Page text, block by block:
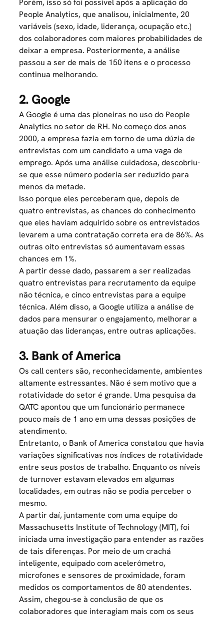
Porém, isso só foi possível após a aplicação do
People Analytics, que analisou, inicialmente, 20
variáveis (sexo, idade, liderança, ocupação etc.)
dos colaboradores com maiores probabilidades de
deixar a empresa. Posteriormente, a análise
passou a ser de mais de 150 itens e o processo
continua melhorando.
2. Google
A Google é uma das pioneiras no uso do People
Analytics no setor de RH. No começo dos anos
2000, a empresa fazia em torno de uma dúzia de
entrevistas com um candidato a uma vaga de
emprego. Após uma análise cuidadosa, descobriu-
se que esse número poderia ser reduzido para
menos da metade.
Isso porque eles perceberam que, depois de
quatro entrevistas, as chances do conhecimento
que eles haviam adquirido sobre os entrevistados
levarem a uma contratação correta era de 86%. As
outras oito entrevistas só aumentavam essas
chances em 1%.
A partir desse dado, passarem a ser realizadas
quatro entrevistas para recrutamentoda equipe
não técnica, e cinco entrevistas para a equipe
técnica. Além disso, a Google utiliza a análise de
dados para mensurar o engajamento, melhorar a
atuação das lideranças, entre outras aplicações.
3. Bank of America
Os call centers são, reconhecidamente, ambientes
altamente estressantes. Não é sem motivo que a
rotatividade do setor é grande. Uma pesquisa da
QATC apontou que um funcionário permanece
pouco mais de 1 ano em uma dessas posições de
atendimento.
Entretanto, o Bank of America constatou que havia
variações significativas nos índices de rotatividade
entre seus postos de trabalho. Enquanto os níveis
de turnover estavam elevados em algumas
localidades, em outras não se podia perceber o
mesmo.
A partir daí, juntamente com uma equipe do
Massachusetts Institute of Technology (MIT), foi
iniciada uma investigação para entender as razões
de tais diferenças. Por meio de um crachá
inteligente, equipado com acelerômetro,
microfones e sensores de proximidade, foram
medidos os comportamentos de 80 atendentes.
Assim, chegou-se à conclusão de que os
colaboradores que interagiam mais com os seus